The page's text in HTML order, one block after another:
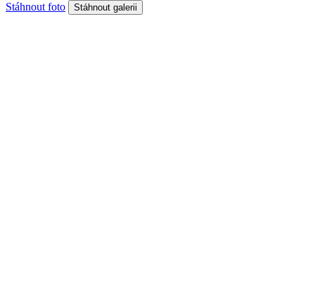
Stáhnout foto